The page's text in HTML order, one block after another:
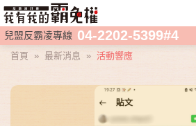
兒盟反霸凌專線 04-2202-5399#4
首頁 » 最新消息 » 活動響應